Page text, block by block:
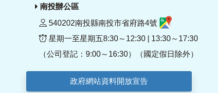
南投辦公區
540202南投縣南投市省府路4號
星期一至星期五8:30～12:30 | 13:30～17:30
（公司登記：9:00～16:30）（國定假日除外）
政府網站資料開放宣告